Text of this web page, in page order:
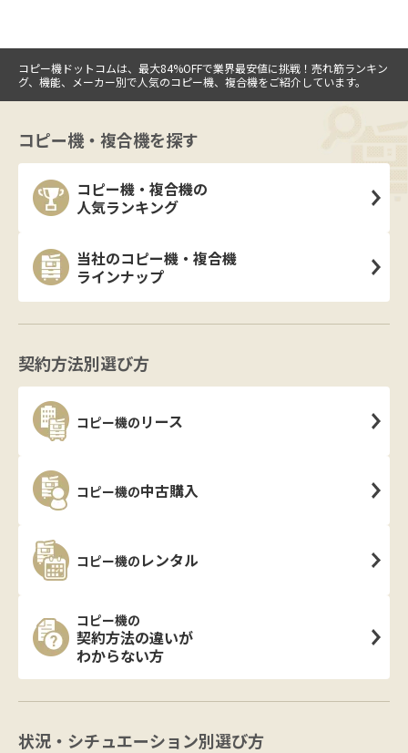
コピー機ドットコムは、最大84%OFFで業界最安値に挑戦！売れ筋ランキン
グ、機能、メーカー別で人気のコピー機、複合機をご紹介しています。
コピー機・複合機を探す
コピー機・複合機の
人気ランキング
当社のコピー機・複合機
ラインナップ
契約方法別選び方
コピー機の リース
コピー機の中古購入
コピー機の レンタル
コピー機の
契約方法の違いが
わからない方
状況・シチュエーション別選び方